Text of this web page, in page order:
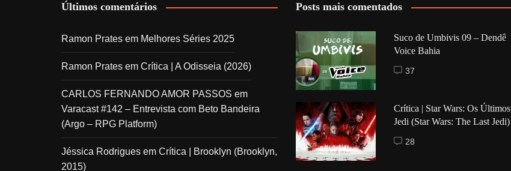
Últimos comentários
Ramon Prates em Melhores Séries 2025
Ramon Prates em Crítica | A Odisseia (2026)
CARLOS FERNANDO AMOR PASSOS em
Varacast #142 – Entrevista com Beto Bandeira
(Argo – RPG Platform)
Jéssica Rodrigues em Crítica | Brooklyn (Brooklyn,
2015)
Posts mais comentados
Suco de Umbivis 09 – Dendê
Voice Bahia
37
Crítica | Star Wars: Os Últimos
Jedi (Star Wars: The Last Jedi)
28